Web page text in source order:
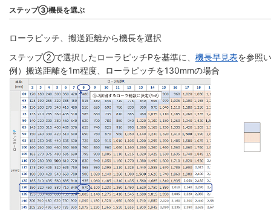
ステップ③機長を選ぶ
ローラピッチ、搬送距離から機長を選択
ステップ②で選択したローラピッチPを基準に、 機長早見表を参照
例）搬送距離を1m程度、ローラピッチを130mmの場合